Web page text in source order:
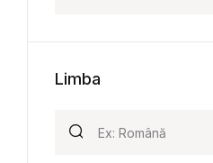
Limba